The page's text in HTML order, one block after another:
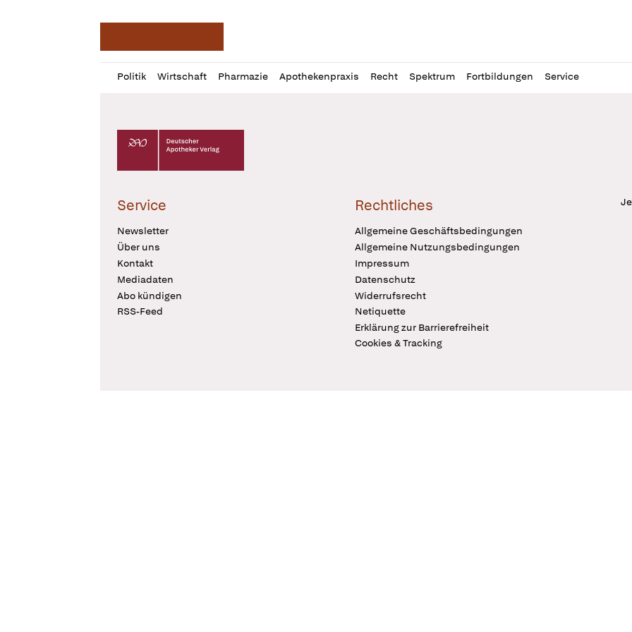
Politik Wirtschaft Pharmazie Apothekenpraxis Recht Spektrum Fortbildungen Service
Profil
öffnen
Daz
Pur
Deutscher Apotheker Verlag Logo
Service
Newsletter
Über uns
Kontakt
Mediadaten
Abo kündigen
RSS-Feed
Rechtliches
Allgemeine Geschäftsbedingungen
Allgemeine Nutzungsbedingungen
Impressum
Datenschutz
Widerrufsrecht
Netiquette
Erklärung zur Barrierefreiheit
Cookies & Tracking